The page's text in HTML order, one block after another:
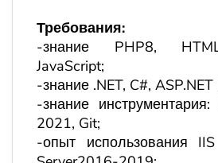
Требования:
-знание PHP8,
JavaScript;
-знание .NET, C#,
-знание
2021, Git;
-опыт использования